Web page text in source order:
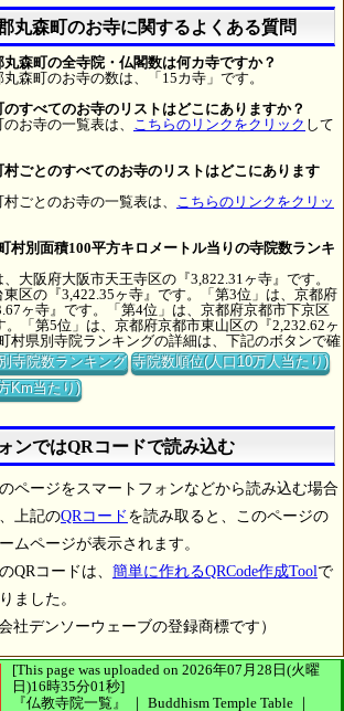
丸森町のお寺に関するよくある質問
丸森町の全寺院・仏閣数は何カ寺ですか？
丸森町のお寺の数は、「15カ寺」です。
のすべてのお寺のリストはどこにありますか？
お寺の一覧表は、 こちらのリンクをクリック して
村ごとのすべてのお寺のリストはどこにあります
ごとのお寺の一覧表は、 こちらのリンクをクリッ
村別面積100平方キロメートル当りの寺院数ランキ
、大阪府大阪市天王寺区の『3,822.31ヶ寺』です。
東区の『3,422.35ヶ寺』です。「第3位」は、京都府
ヶ寺』です。「第4位」は、京都府京都市下京区
。「第5位」は、京都府京都市東山区の『2,232.62ヶ
村県別寺院ランキングの詳細は、下記のボタンで確
寺院数ランキング 寺院数順位(人口10万人当たり)
Km当たり)
ンではQRコードで読み込む
ページをスマートフォンなどから読み込む場合
上記のQRコード を読み取ると、このページの
ムページが表示されます。
QRコードは、 簡単に作れるQRCode作成Toolで
ました。
社デンソーウェーブの登録商標です）
[This page was uploaded on 2026年07月28日(火曜
日)16時35分01秒]
『仏教寺院一覧』 ｜ Buddhism Temple Table ｜